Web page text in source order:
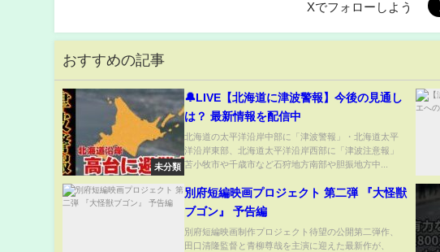
Xでフォローしよう
おすすめの記事
未分類
🔔LIVE【北海道に津波警報】今後の見通し
は？ 最新情報を配信中
北海道の太平洋沿岸中部に「津波警報」・北海道太平
洋沿岸東部、北海道太平洋沿岸西部に「津波注意報」
苫小牧市や千歳市など石狩地方南部や胆振地方中...
別府短編映画プロジェクト 第二弾 『大怪獣
ブゴン』 予告編
別府短編映画制作プロジェクト待望の公開第二弾作、
田口清隆監督と青柳尊哉を主演に迎えた最新作が、